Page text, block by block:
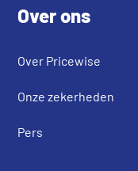
Over ons
Over Pricewise
Onze zekerheden
Pers